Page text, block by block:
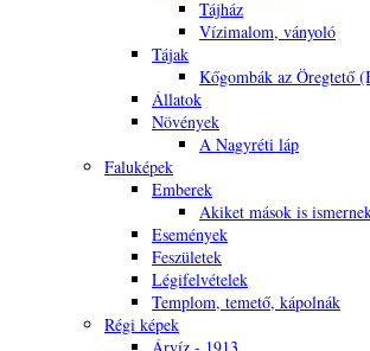
Tájház
Vízimalom, ványoló
Tájak
Kőgombák az Öregtető
Állatok
Növények
A Nagyréti láp
Faluképek
Emberek
Akiket mások is
Események
Feszületek
Légifelvételek
Templom, temető, kápolnák
Régi képek